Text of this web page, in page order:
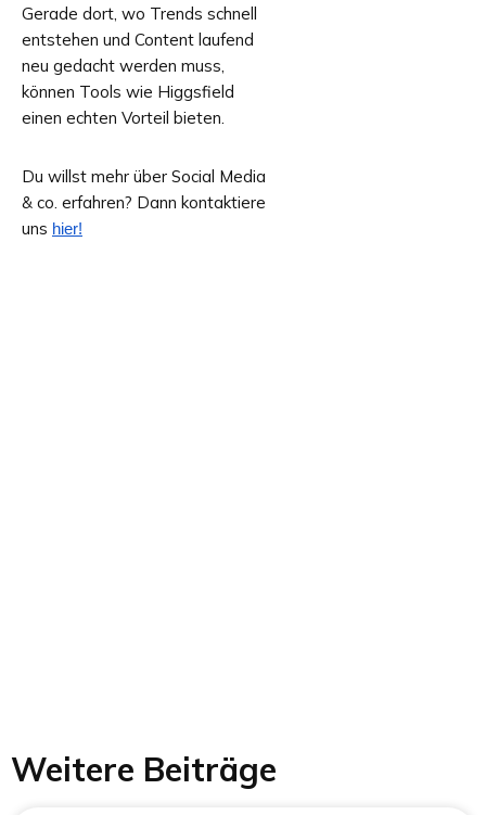
Gerade dort, wo Trends schnell
entstehen und Content laufend
neu gedacht werden muss,
können Tools wie Higgsfield
einen echten Vorteil bieten.
Du willst mehr über Social Media
& co. erfahren? Dann kontaktiere
uns hier!
Weitere Beiträge